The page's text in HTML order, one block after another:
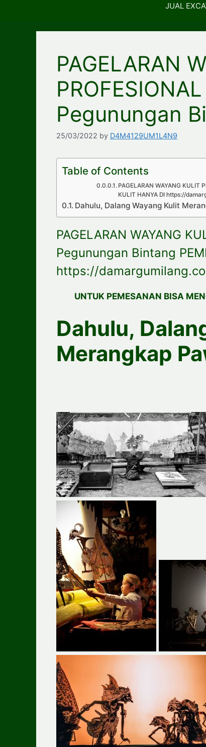
JUAL
PAGELARAN
Pegunungan
25/03/2022 by D4M4129UM1L4N9
Table of Contents
PAGELARAN WAYANG KULIT
KULIT HANYA DI https://
Dahulu, Dalang Wayang Kulit
PAGELARAN WAYANG
Pegunungan Bintang
https://
UNTUK PEMESANAN BISA
Dahulu,
Merangkap